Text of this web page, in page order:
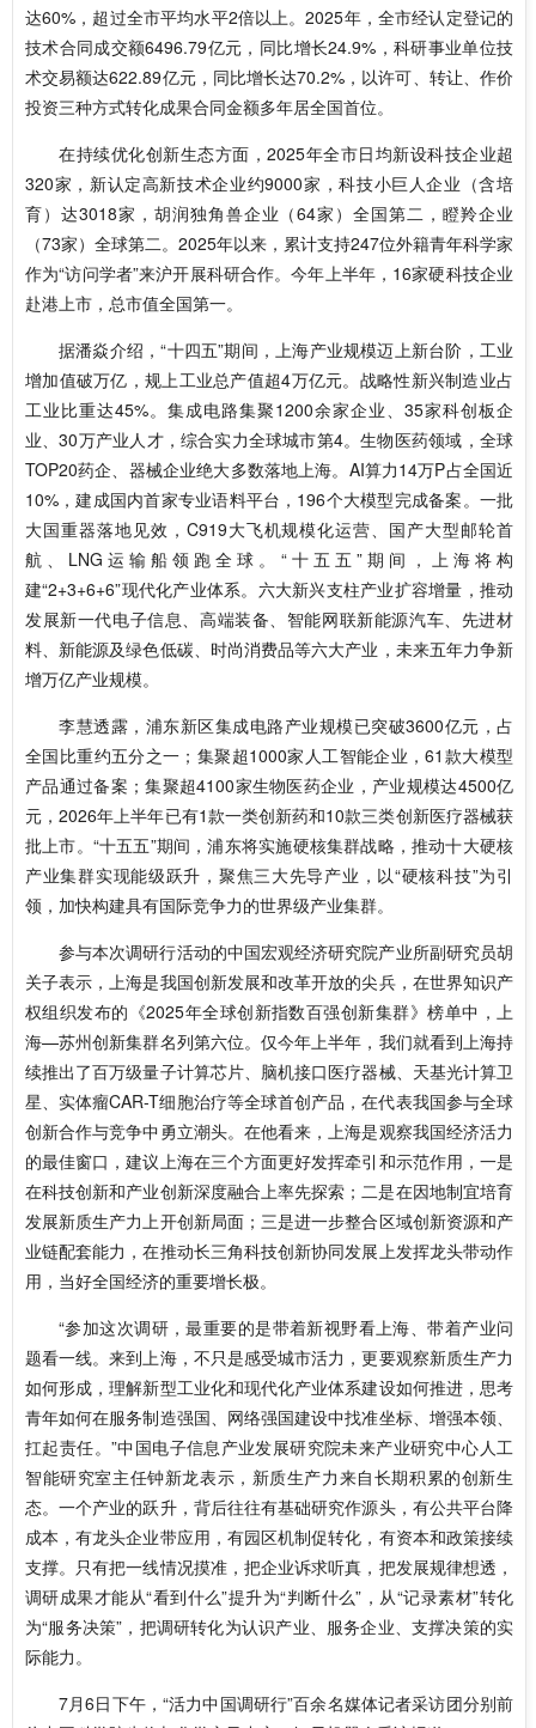
达60%，超过全市平均水平2倍以上。2025年，全市经认定登记的
技术合同成交额6496.79亿元，同比增长24.9%，科研事业单位技
术交易额达622.89亿元，同比增长达70.2%，以许可、转让、作价
投资三种方式转化成果合同金额多年居全国首位。
在持续优化创新生态方面，2025年全市日均新设科技企业超
320家，新认定高新技术企业约9000家，科技小巨人企业（含培
育）达3018家，胡润独角兽企业（64家）全国第二，瞪羚企业
（73家）全球第二。2025年以来，累计支持247位外籍青年科学家
作为“访问学者”来沪开展科研合作。今年上半年，16家硬科技企业
赴港上市，总市值全国第一。
据潘焱介绍，“十四五”期间，上海产业规模迈上新台阶，工业
增加值破万亿，规上工业总产值超4万亿元。战略性新兴制造业占
工业比重达45%。集成电路集聚1200余家企业、35家科创板企
业、30万产业人才，综合实力全球城市第4。生物医药领域，全球
TOP20药企、器械企业绝大多数落地上海。AI算力14万P占全国近
10%，建成国内首家专业语料平台，196个大模型完成备案。一批
大国重器落地见效，C919大飞机规模化运营、国产大型邮轮首
航、LNG运输船领跑全球。“十五五”期间，上海将构
建“2+3+6+6”现代化产业体系。六大新兴支柱产业扩容增量，推动
发展新一代电子信息、高端装备、智能网联新能源汽车、先进材
料、新能源及绿色低碳、时尚消费品等六大产业，未来五年力争新
增万亿产业规模。
李慧透露，浦东新区集成电路产业规模已突破3600亿元，占
全国比重约五分之一；集聚超1000家人工智能企业，61款大模型
产品通过备案；集聚超4100家生物医药企业，产业规模达4500亿
元，2026年上半年已有1款一类创新药和10款三类创新医疗器械获
批上市。“十五五”期间，浦东将实施硬核集群战略，推动十大硬核
产业集群实现能级跃升，聚焦三大先导产业，以“硬核科技”为引
领，加快构建具有国际竞争力的世界级产业集群。
参与本次调研行活动的中国宏观经济研究院产业所副研究员胡
关子表示，上海是我国创新发展和改革开放的尖兵，在世界知识产
权组织发布的《2025年全球创新指数百强创新集群》榜单中，上
海—苏州创新集群名列第六位。仅今年上半年，我们就看到上海持
续推出了百万级量子计算芯片、脑机接口医疗器械、天基光计算卫
星、实体瘤CAR-T细胞治疗等全球首创产品，在代表我国参与全球
创新合作与竞争中勇立潮头。在他看来，上海是观察我国经济活力
的最佳窗口，建议上海在三个方面更好发挥牵引和示范作用，一是
在科技创新和产业创新深度融合上率先探索；二是在因地制宜培育
发展新质生产力上开创新局面；三是进一步整合区域创新资源和产
业链配套能力，在推动长三角科技创新协同发展上发挥龙头带动作
用，当好全国经济的重要增长极。
“参加这次调研，最重要的是带着新视野看上海、带着产业问
题看一线。来到上海，不只是感受城市活力，更要观察新质生产力
如何形成，理解新型工业化和现代化产业体系建设如何推进，思考
青年如何在服务制造强国、网络强国建设中找准坐标、增强本领、
扛起责任。”中国电子信息产业发展研究院未来产业研究中心人工
智能研究室主任钟新龙表示，新质生产力来自长期积累的创新生
态。一个产业的跃升，背后往往有基础研究作源头，有公共平台降
成本，有龙头企业带应用，有园区机制促转化，有资本和政策接续
支撑。只有把一线情况摸准，把企业诉求听真，把发展规律想透，
调研成果才能从“看到什么”提升为“判断什么”，从“记录素材”转化
为“服务决策”，把调研转化为认识产业、服务企业、支撑决策的实
际能力。
7月6日下午，“活力中国调研行”百余名媒体记者采访团分别前